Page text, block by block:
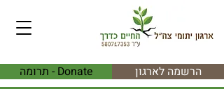
הרשמה לארגון Donate - תרומה